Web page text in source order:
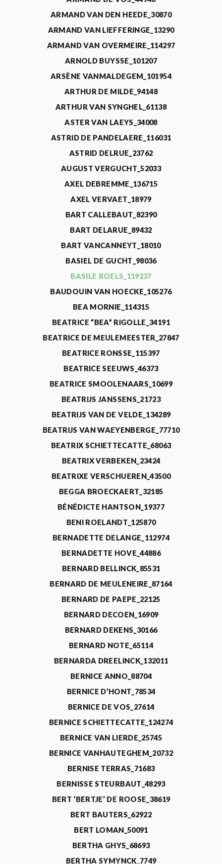
ARMAND VAN DEN HEEDE_30870
ARMAND VAN LIEFFERINGE_13290
ARMAND VAN OVERMEIRE_114297
ARNOLD BUYSSE_101207
ARSÈNE VANMALDEGEM_101954
ARTHUR DE MILDE_94148
ARTHUR VAN SYNGHEL_61138
ASTER VAN LAEYS_34008
ASTRID DE PANDELAERE_116031
ASTRID DELRUE_23762
AUGUST VERGUCHT_52033
AXEL DEBREMME_136715
AXEL VERVAET_18979
BART CALLEBAUT_82390
BART DELARUE_89432
BART VANCANNEYT_18010
BASIEL DE GUCHT_98036
BASILE ROELS_119237
BAUDOUIN VAN HOECKE_105276
BEA MORNIE_114315
BEATRICE “BEA” RIGOLLE_34191
BEATRICE DE MEULEMEESTER_27847
BEATRICE RONSSE_115397
BEATRICE SEEUWS_46373
BEATRICE SMOOLENAARS_10699
BEATRIJS JANSSENS_21723
BEATRIJS VAN DE VELDE_134289
BEATRIJS VAN WAEYENBERGE_77710
BEATRIX SCHIETTECATTE_68063
BEATRIX VERBEKEN_23424
BEATRIXE VERSCHUEREN_43500
BEGGA BROECKAERT_32185
BÉNÉDICTE HANTSON_19377
BENI ROELANDT_125870
BERNADETTE DELANGE_112974
BERNADETTE HOVE_44886
BERNARD BELLINCK_85531
BERNARD DE MEULENEIRE_87164
BERNARD DE PAEPE_22125
BERNARD DECOEN_16909
BERNARD DEKENS_30166
BERNARD NOTE_65114
BERNARDA DREELINCK_132011
BERNICE ANNO_88704
BERNICE D’HONT_78534
BERNICE DE VOS_27614
BERNICE SCHIETTECATTE_124274
BERNICE VAN LIERDE_25745
BERNICE VANHAUTEGHEM_20732
BERNISE TERRAS_71683
BERNISSE STEURBAUT_48293
BERT ‘BERTJE’ DE ROOSE_38619
BERT BAUTERS_62922
BERT LOMAN_50091
BERTHA GHYS_68693
BERTHA SYMYNCK_7749